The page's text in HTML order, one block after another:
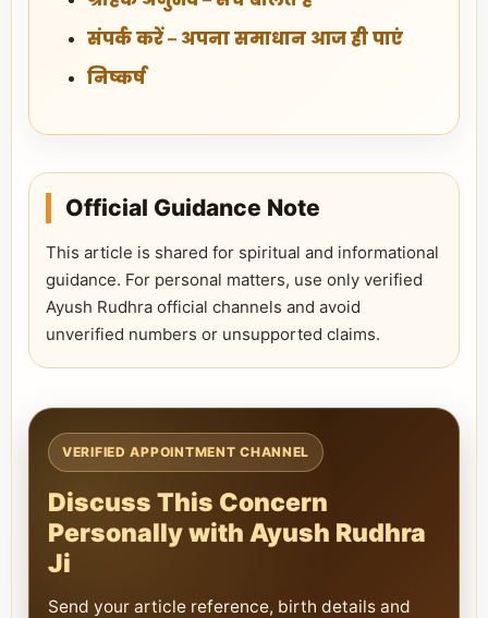
संपर्क करें – अपना समाधान आज ही पाएं
निष्कर्ष
Official Guidance Note
This article is shared for spiritual and informational
guidance. For personal matters, use only verified
Ayush Rudhra official channels and avoid
unverified numbers or unsupported claims.
VERIFIED APPOINTMENT CHANNEL
Discuss This Concern
Personally with Ayush Rudhra
Ji
Send your article reference, birth details and